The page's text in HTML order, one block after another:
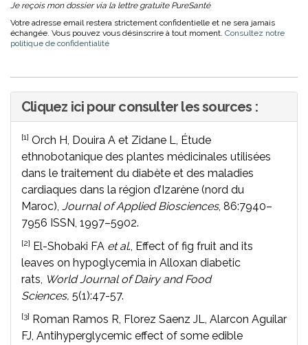
Je reçois mon dossier via la lettre gratuite PureSanté
Votre adresse email restera strictement confidentielle et ne sera jamais
échangée. Vous pouvez vous désinscrire à tout moment. Consultez notre
politique de confidentialité
Cliquez ici pour consulter les sources :
[1] Orch H, Douira A et Zidane L, Étude
ethnobotanique des plantes médicinales utilisées
dans le traitement du diabète et des maladies
cardiaques dans la région d’Izarène (nord du
Maroc), Journal of Applied Biosciences, 86:7940–
7956 ISSN, 1997–5902.
[2] El-Shobaki FA et al., Effect of fig fruit and its
leaves on hypoglycemia in Alloxan diabetic
rats, World Journal of Dairy and Food
Sciences, 5(1):47-57.
[3] Roman Ramos R, Florez Saenz JL, Alarcon Aguilar
FJ, Antihyperglycemic effect of some edible